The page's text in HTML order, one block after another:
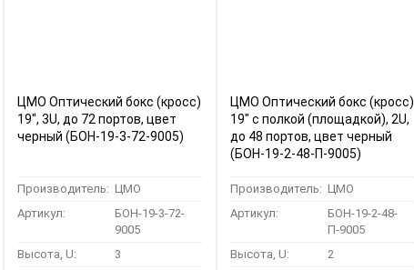
ЦМО Оптический бокс (кросс)
19", 3U, до 72 портов, цвет
черный (БОН-19-3-72-9005)
Производитель: ЦМО
Артикул:
БОН-19-3-72-
9005
Высота, U:
3
ЦМО Оптический бокс (кросс)
19" с полкой (площадкой), 2U,
до 48 портов, цвет черный
(БОН-19-2-48-П-9005)
Производитель: ЦМО
Артикул:
БОН-19-2-48-
П-9005
Высота, U:
2